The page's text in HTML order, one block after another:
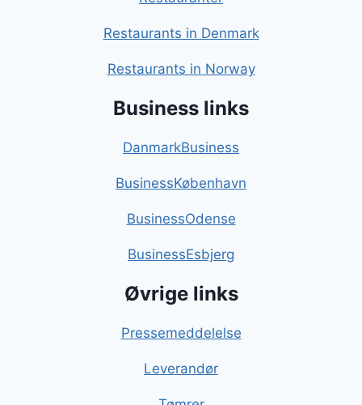
Restaurants in Denmark
Restaurants in Norway
Business links
DanmarkBusiness
BusinessKøbenhavn
BusinessOdense
BusinessEsbjerg
Øvrige links
Pressemeddelelse
Leverandør